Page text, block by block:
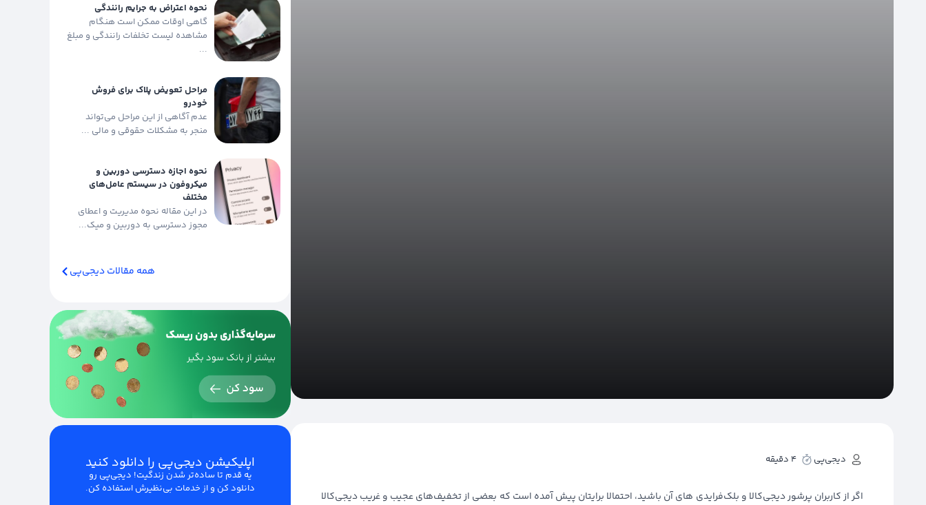
دیجی‌پی 4 دقیقه
اگر از کاربران پرشور دیجی‌کالا و بلک‌فرایدی‌ های آن باشید، احتمالا برایتان پیش آمده است که بعضی از تخفیف‌های عجیب و غریب دیجی‌کالا
نحوه اعتراض به جرایم رانندگی
گاهی اوقات ممکن است هنگام
مشاهده لیست تخلفات رانندگی و مبلغ
...
مراحل تعویض پلاک برای فروش
خودرو
عدم آگاهی از این مراحل می‌تواند
منجر به مشکلات حقوقی و مالی ...
نحوه اجازه دسترسی دوربین و
میکروفون در سیستم عامل‌های
مختلف
در این مقاله نحوه مدیریت و اعطای
مجوز دسترسی به دوربین و میک...
همه مقالات دیجی‌پی
اپلیکیشن دیجی‌پی را دانلود کنید
یه قدم تا ساده‌تر شدن زندگیت! دیجی‌پی رو
دانلود کن و از خدمات بی‌نظیرش استفاده کن.